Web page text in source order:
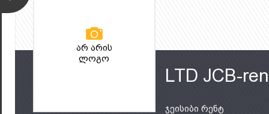
არ არის
ლოგო
LTD JCB-
ჯეისიბი რენტ